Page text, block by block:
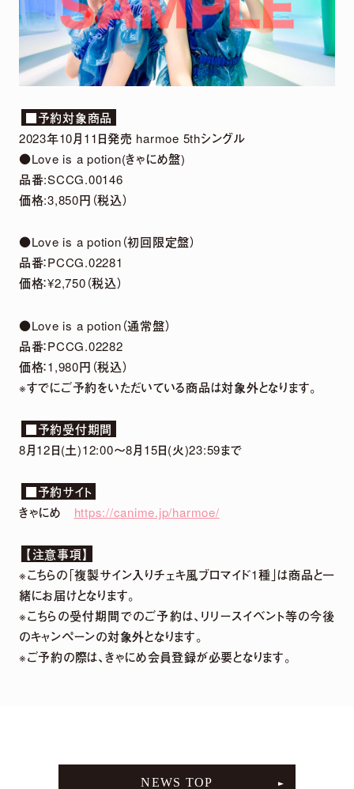
＆ canvas session 〜5th Anniversary
Special〜 グッズ事後通販 決定！
2026.07.29
「harmoe」×「HMV」 5周年記念POP UP
SHOPグッズ事後通販 決定！
2026.
2026」出演決定！
【harmoe】『Tilt』Music Video Full ver.【3rdアルバム】
■予約対象商品
2023年10月11日発売 harmoe 5thシングル
●Love is a potion(きゃにめ盤)
品番:SCCG.00146
価格:3,850円（税込）
●Love is a potion（初回限定盤）
品番：PCCG.02281
価格：¥2,750（税込）
●Love is a potion（通常盤）
品番：PCCG.02282
価格：1,980円（税込）
※すでにご予約をいただいている商品は対象外となります。
■予約受付期間
8月12日(土)12:00～8月15日(火)23:59まで
■予約サイト
きゃにめ https://canime.jp/harmoe/
【注意事項】
※こちらの「複製サイン入りチェキ風ブロマイド1種」は商品と一
緒にお届けとなります。
※こちらの受付期間でのご予約は、リリースイベント等の今後
のキャンペーンの対象外となります。
※ご予約の際は、きゃにめ会員登録が必要となります。
NEWS TOP